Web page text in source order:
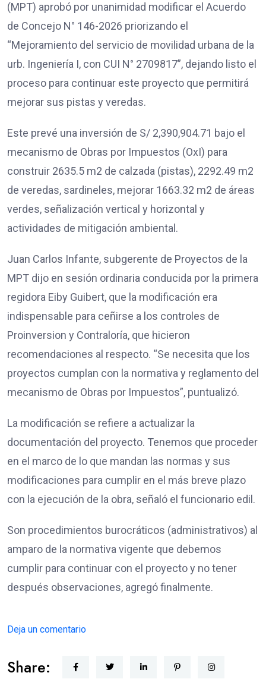
(MPT) aprobó por unanimidad modificar el Acuerdo
de Concejo N° 146-2026 priorizando el
“Mejoramiento del servicio de movilidad urbana de la
urb. Ingeniería I, con CUI N° 2709817”, dejando listo el
proceso para continuar este proyecto que permitirá
mejorar sus pistas y veredas.
Este prevé una inversión de S/ 2,390,904.71 bajo el
mecanismo de Obras por Impuestos (OxI) para
construir 2635.5 m2 de calzada (pistas), 2292.49 m2
de veredas, sardineles, mejorar 1663.32 m2 de áreas
verdes, señalización vertical y horizontal y
actividades de mitigación ambiental.
Juan Carlos Infante, subgerente de Proyectos de la
MPT dijo en sesión ordinaria conducida por la primera
regidora Eiby Guibert, que la modificación era
indispensable para ceñirse a los controles de
Proinversion y Contraloría, que hicieron
recomendaciones al respecto. “Se necesita que los
proyectos cumplan con la normativa y reglamento del
mecanismo de Obras por Impuestos”, puntualizó.
La modificación se refiere a actualizar la
documentación del proyecto. Tenemos que proceder
en el marco de lo que mandan las normas y sus
modificaciones para cumplir en el más breve plazo
con la ejecución de la obra, señaló el funcionario edil.
Son procedimientos burocráticos (administrativos) al
amparo de la normativa vigente que debemos
cumplir para continuar con el proyecto y no tener
después observaciones, agregó finalmente.
Deja un comentario
Share: